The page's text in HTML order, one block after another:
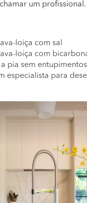
um profissional.
loiça com sal
loiça com
pia sem entupimentos
especialista para